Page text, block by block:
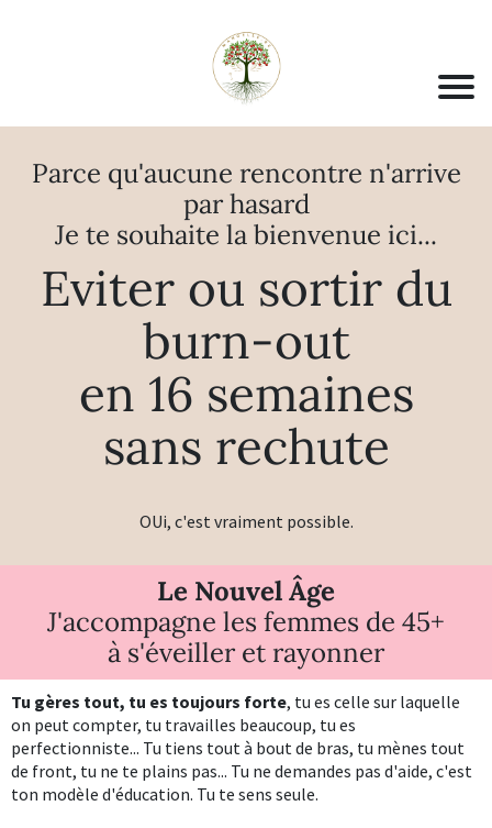
Parce qu'aucune rencontre n'arrive
par hasard
Je te souhaite la bienvenue ici...
Eviter ou sortir du
burn-out
en 16 semaines
sans rechute
OUi, c'est vraiment possible.
Le Nouvel Âge
J'accompagne les femmes de 45+
à s'éveiller et rayonner
Tu gères tout, tu es toujours forte, tu es celle sur laquelle
on peut compter, tu travailles beaucoup, tu es
perfectionniste... Tu tiens tout à bout de bras, tu mènes tout
de front, tu ne te plains pas... Tu ne demandes pas d'aide, c'est
ton modèle d'éducation. Tu te sens seule.